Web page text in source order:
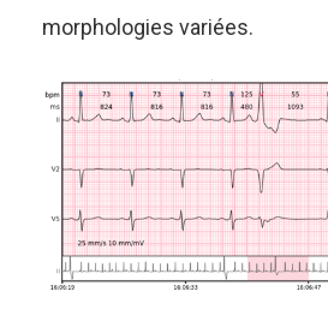
morphologies variées.